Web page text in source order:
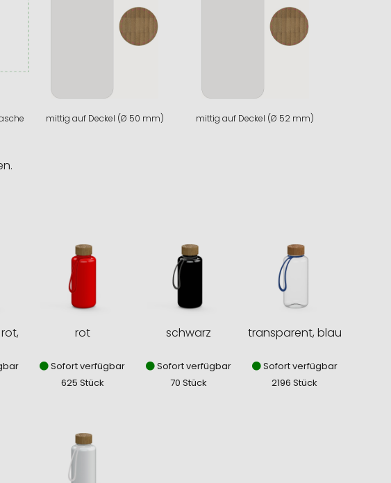
mittig auf Deckel (Ø 50 mm) mittig auf Deckel (Ø 52 mm)
rot
Sofort verfügbar
625 Stück
schwarz
Sofort verfügbar
70 Stück
transparent, blau
Sofort verfügbar
2196 Stück